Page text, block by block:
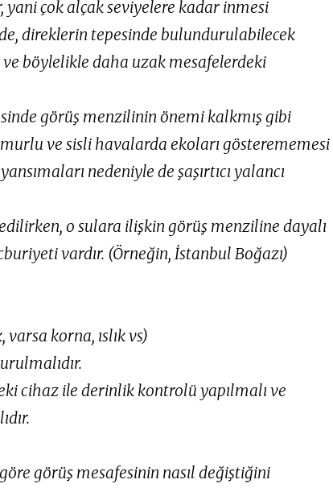
yani çok alçak seviyelere kadar inmesi
direklerin tepesinde bulundurulabilecek
böylelikle daha uzak mesafelerdeki
görüş menzilinin önemi kalkmış gibi
ve sisli havalarda ekoları gösterememesi
nedeniyle de şaşırtıcı yalancı
o sulara ilişkin görüş menziline dayalı
vardır. (Örneğin, İstanbul Boğazı)
korna, ıslık vs)
cihaz ile derinlik kontrolü yapılmalı ve
görüş mesafesinin nasıl değiştiğini